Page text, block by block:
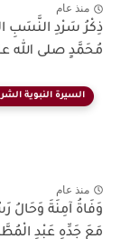
منذ عام
ذِكْرُ سَرْدِ النَّسَبِ
مُحَمَّدٍ صلى الله
السيرة النبوية
منذ عام
وَفَاةُ آمِنَةَ وَحَالُ
مَعَ جَدِّهِ عَبْدِ